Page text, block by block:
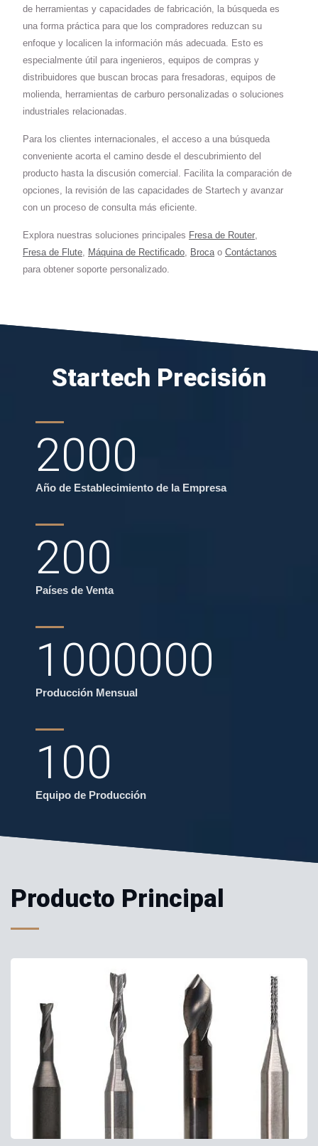
de herramientas y capacidades de fabricación, la búsqueda es
una forma práctica para que los compradores reduzcan su
enfoque y localicen la información más adecuada. Esto es
especialmente útil para ingenieros, equipos de compras y
distribuidores que buscan brocas para fresadoras, equipos de
molienda, herramientas de carburo personalizadas o soluciones
industriales relacionadas.
Para los clientes internacionales, el acceso a una búsqueda
conveniente acorta el camino desde el descubrimiento del
producto hasta la discusión comercial. Facilita la comparación de
opciones, la revisión de las capacidades de Startech y avanzar
con un proceso de consulta más eficiente.
Explora nuestras soluciones principales Fresa de Router
Fresa de Flute
Máquina de Rectificado Broca o Contáctanos
para obtener soporte personalizado.
Startech Precisión
2000
Año de Establecimiento de la Empresa
200
Países de Venta
1000000
Producción Mensual
100
Equipo de Producción
Producto Principal